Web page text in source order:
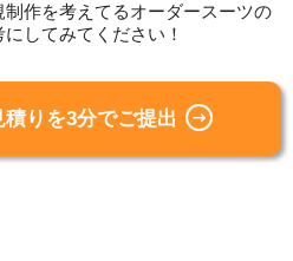
作を考えてるオーダースーツの
してみてください！
りを3分でご提出